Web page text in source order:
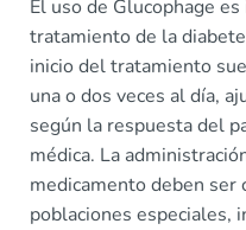
El uso de Glucophage
tratamiento de la
inicio del tratamiento
una o dos veces al día,
según la respuesta del
médica. La
medicamento deben ser
poblaciones especiales,